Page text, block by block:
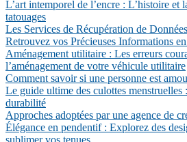
L’art intemporel de l’encre : L’histoire et
tatouages
Les Services de Récupération de
Retrouvez vos Précieuses Informations
Aménagement utilitaire : Les erreurs
l’aménagement de votre véhicule utilitaire
Comment savoir si une personne est
Le guide ultime des culottes
durabilité
Approches adoptées par une agence de
Élégance en pendentif : Explorez des
sublimer vos tenues